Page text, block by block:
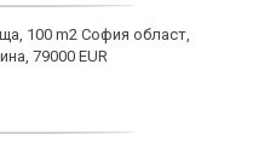
100 m2 София област,
79000 EUR